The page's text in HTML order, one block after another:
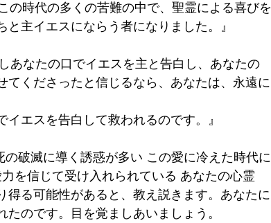
の時代の多くの苦難の中で、聖霊による喜びを
主イエスにならう者になりました。』
あなたの口でイエスを主と告白し、あなたの
くださったと信じるなら、あなたは、永遠に
エスを告白して救われるのです。』
破滅に導く誘惑が多い この愛に冷えた時代に
を信じて受け入れられている あなたの心霊
る可能性があると、教え説きます。あなたに
のです。目を覚ましあいましょう。